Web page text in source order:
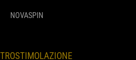
NOVASPIN